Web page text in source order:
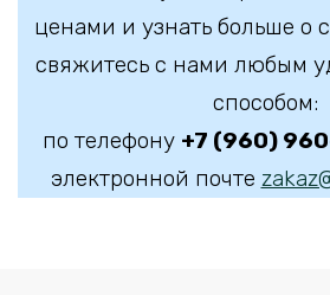
ценами и узнать больше о
свяжитесь с нами любым
способом:
по телефону +7 (960)
электронной почте